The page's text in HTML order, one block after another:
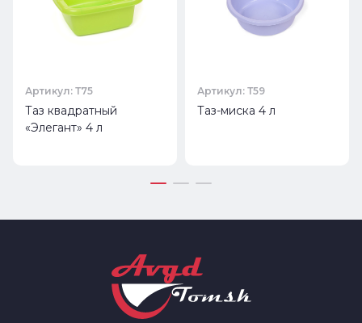
Артикул: Т75
Таз квадратный
«Элегант» 4 л
Артикул: Т59
Таз-миска 4 л